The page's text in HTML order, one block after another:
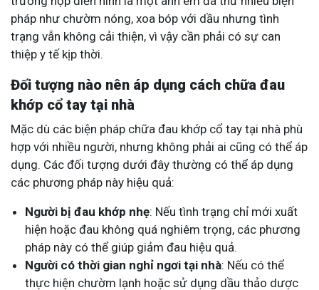
pháp như chườm nóng, xoa bóp với dầu nhưng tình
trạng vẫn không cải thiện, vì vậy cần phải có sự can
thiệp y tế kịp thời.
Đối tượng nào nên áp dụng cách chữa đau
khớp cổ tay tại nhà
Mặc dù các biện pháp chữa đau khớp cổ tay tại nhà phù
hợp với nhiều người, nhưng không phải ai cũng có thể áp
dụng. Các đối tượng dưới đây thường có thể áp dụng
các phương pháp này hiệu quả:
Người bị đau khớp nhẹ: Nếu tình trạng chỉ mới xuất
hiện hoặc đau không quá nghiêm trọng, các phương
pháp này có thể giúp giảm đau hiệu quả.
Người có thời gian nghỉ ngơi tại nhà: Nếu có thể
thực hiện chườm lạnh hoặc sử dụng dầu thảo dược